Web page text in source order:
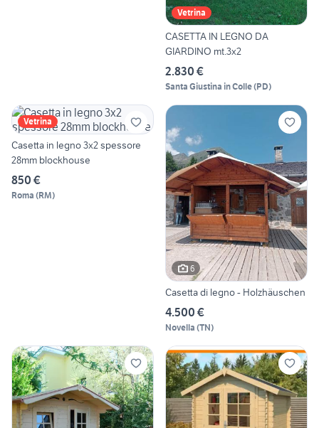
Vetrina
CASETTA IN LEGNO DA
GIARDINO mt.3x2
2.830 €
Santa Giustina in Colle(PD)
Vetrina
Casetta in legno 3x2 spessore
28mm blockhouse
850 €
Roma (RM)
6
Casetta di legno - Holzhäuschen
4.500 €
Novella (TN)